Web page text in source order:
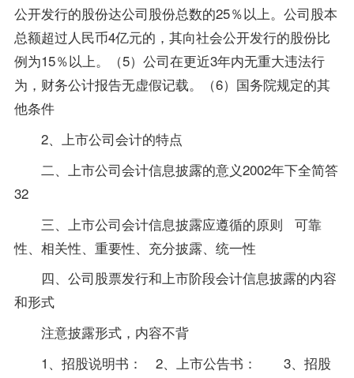
公开发行的股份达公司股份总数的25％以上。公司股本
总额超过人民币4亿元的，其向社会公开发行的股份比
例为15％以上。（5）公司在更近3年内无重大违法行
为，财务公计报告无虚假记载。（6）国务院规定的其
他条件
2、上市公司会计的特点
二、上市公司会计信息披露的意义2002年下全简答
32
三、上市公司会计信息披露应遵循的原则 可靠
性、相关性、重要性、充分披露、统一性
四、公司股票发行和上市阶段会计信息披露的内容
和形式
注意披露形式，内容不背
1、招股说明书： 2、上市公告书： 3、招股